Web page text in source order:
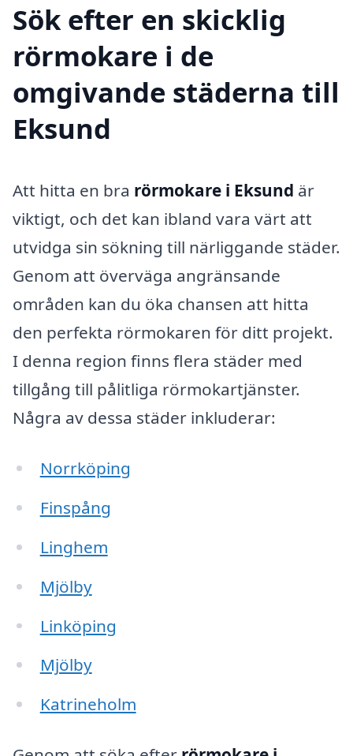
Sök efter en skicklig
rörmokare i de
omgivande städerna till
Eksund
Att hitta en bra rörmokare i Eksund är
viktigt, och det kan ibland vara värt att
utvidga sin sökning till närliggande städer.
Genom att överväga angränsande
områden kan du öka chansen att hitta
den perfekta rörmokaren för ditt projekt.
I denna region finns flera städer med
tillgång till pålitliga rörmokartjänster.
Några av dessa städer inkluderar:
Norrköping
Finspång
Linghem
Mjölby
Linköping
Mjölby
Katrineholm